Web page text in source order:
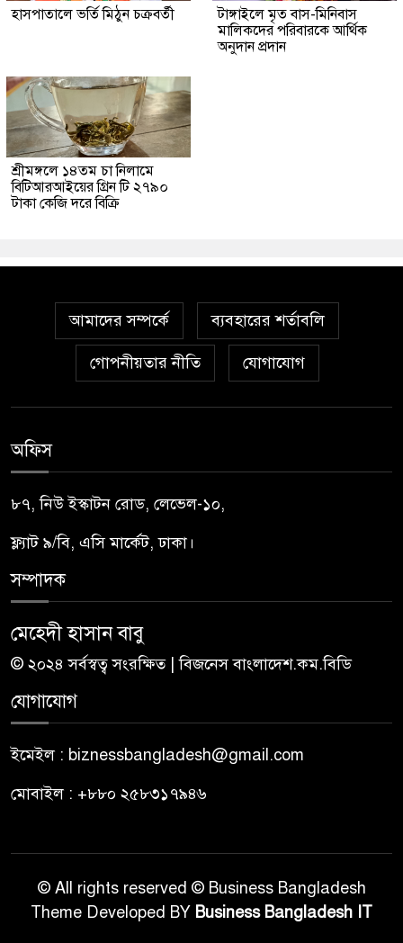
হাসপাতালে ভর্তি মিঠুন চক্রবর্তী
টাঙ্গাইলে মৃত বাস-মিনিবাস
মালিকদের পরিবারকে আর্থিক
অনুদান প্রদান
শ্রীমঙ্গলে ১৪তম চা নিলামে
বিটিআরআইয়ের গ্রিন টি ২৭৯০
টাকা কেজি দরে বিক্রি
আমাদের সম্পর্কে ব্যবহারের শর্তাবলি
গোপনীয়তার নীতি যোগাযোগ
অফিস
৮৭, নিউ ইস্কাটন রোড, লেভেল-১০,
ফ্ল্যাট ৯/বি, এসি মার্কেট, ঢাকা।
সম্পাদক
মেহেদী হাসান বাবু
© ২০২৪ সর্বস্বত্ব সংরক্ষিত | বিজনেস বাংলাদেশ.কম.বিডি
যোগাযোগ
ইমেইল : biznessbangladesh@gmail.com
মোবাইল : +৮৮০ ২৫৮৩১৭৯৪৬
© All rights reserved © Business Bangladesh
Theme Developed BY Business Bangladesh IT